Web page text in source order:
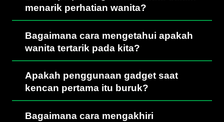
menarik perhatian wanita?
Bagaimana cara mengetahui apakah
wanita tertarik pada kita?
Apakah penggunaan gadget saat
kencan pertama itu buruk?
Bagaimana cara mengakhiri